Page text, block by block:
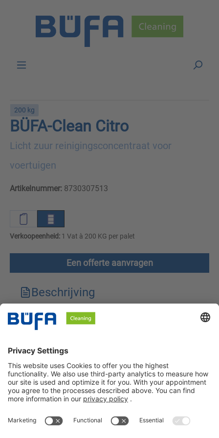
200 kg
BÜFA-Clean Citro
Licht zuur reinigingsconcentraat voor
voertuigen
Artikelnummer: 8730307513
Verkoopeenheid: 1 Vat à 200 KG per palet
Een offerte aanvragen
Beschrijving
Technische kenmerken
Veiligheidsinstructies